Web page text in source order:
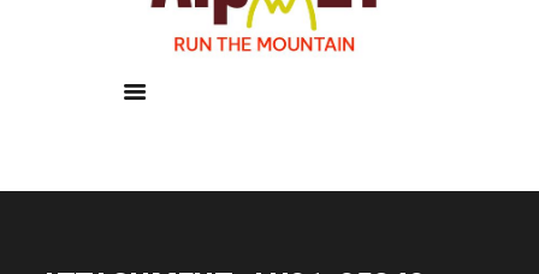
Infos pratiques